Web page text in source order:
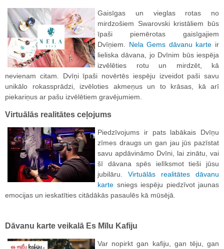
Gaisīgas un vieglas rotas no
mirdzošiem Swarovski kristāliem būs
īpaši piemērotas gaisīgajiem
Dvīņiem. Nela Gems dāvanu karte ir
lieliska dāvana, jo Dvīnim būs iespēja
izvēlēties rotu un mirdzēt, kā
nevienam citam. Dvīņi īpaši novērtēs iespēju izveidot paši savu
unikālo rokassprādzi, izvēloties akmeņus un to krāsas, kā arī
piekariņus ar pašu izvēlētiem gravējumiem.
Virtuālās realitātes ceļojums
Piedzīvojums ir pats labākais Dvīņu
zīmes draugs un gan jau jūs pazīstat
savu apdāvināmo Dvīni, lai zinātu, vai
šī dāvana spēs ielīksmot tieši jūsu
jubilāru. Virtuālās realitātes dāvanu
karte sniegs iespēju piedzīvot jaunas
emocijas un ieskatīties citādākās pasaulēs kā mūsējā.
Dāvanu karte veikalā Es Mīlu Kafiju
Var nopirkt gan kafiju, gan tēju, gan